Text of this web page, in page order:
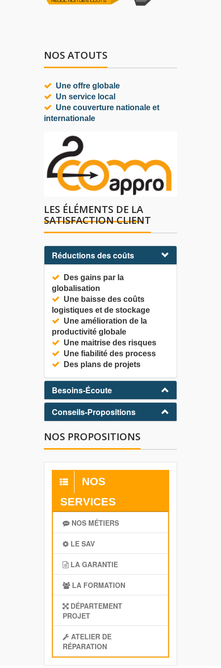
NOS ATOUTS
Une offre globale
Un service local
Une couverture nationale et
internationale
LES ÉLÉMENTS DE LA
SATISFACTION CLIENT
Réductions des coûts
Des gains par la
globalisation
Une baisse des coûts
logistiques et de stockage
Une amélioration de la
productivité globale
Une maitrise des risques
Une fiabilité des process
Des plans de projets
Besoins-Écoute
Conseils-Propositions
NOS PROPOSITIONS
NOS
SERVICES
NOS MÉTIERS
LE SAV
LA GARANTIE
LA FORMATION
DÉPARTEMENT
PROJET
ATELIER DE
RÉPARATION